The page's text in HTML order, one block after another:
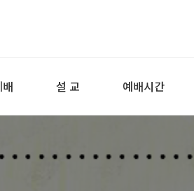
설 교 예배시간